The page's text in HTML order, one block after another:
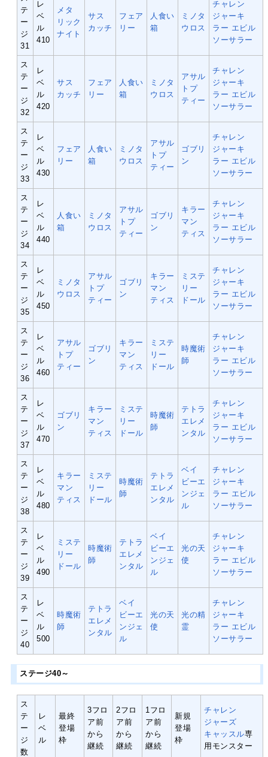
テ
ー
ジ
31
レ
ベ
ル
410
メタ
リック
ナイト
サス
カッチ
フェア
リー
人食い
箱
ミノタ
ウロス
チャレン
ジャーキ
ラー エビル
ソーサラー
ス
テ
ー
ジ
32
レ
ベ
ル
420
サス
カッチ
フェア
リー
人食い
箱
ミノタ
ウロス
アサル
トプ
ティー
チャレン
ジャーキ
ラー エビル
ソーサラー
ス
テ
ー
ジ
33
レ
ベ
ル
430
フェア
リー
人食い
箱
ミノタ
ウロス
アサル
トプ
ティー
ゴブリ
ン
チャレン
ジャーキ
ラー エビル
ソーサラー
ス
テ
ー
ジ
34
レ
ベ
ル
440
人食い
箱
ミノタ
ウロス
アサル
トプ
ティー
ゴブリ
ン
キラー
マン
ティス
チャレン
ジャーキ
ラー エビル
ソーサラー
ス
テ
ー
ジ
35
レ
ベ
ル
450
ミノタ
ウロス
アサル
トプ
ティー
ゴブリ
ン
キラー
マン
ティス
ミステ
リー
ドール
チャレン
ジャーキ
ラー エビル
ソーサラー
ス
テ
ー
ジ
36
レ
ベ
ル
460
アサル
トプ
ティー
ゴブリ
ン
キラー
マン
ティス
ミステ
リー
ドール
時魔術
師
チャレン
ジャーキ
ラー エビル
ソーサラー
ス
テ
ー
ジ
37
レ
ベ
ル
470
ゴブリ
ン
キラー
マン
ティス
ミステ
リー
ドール
時魔術
師
テトラ
エレメ
ンタル
チャレン
ジャーキ
ラー エビル
ソーサラー
ス
テ
ー
ジ
38
レ
ベ
ル
480
キラー
マン
ティス
ミステ
リー
ドール
時魔術
師
テトラ
エレメ
ンタル
ベイ
ビーエ
ンジェ
ル
チャレン
ジャーキ
ラー エビル
ソーサラー
ス
テ
ー
ジ
39
レ
ベ
ル
490
ミステ
リー
ドール
時魔術
師
テトラ
エレメ
ンタル
ベイ
ビーエ
ンジェ
ル
光の天
使
チャレン
ジャーキ
ラー エビル
ソーサラー
ス
テ
ー
ジ
40
レ
ベ
ル
500
時魔術
師
テトラ
エレメ
ンタル
ベイ
ビーエ
ンジェ
ル
光の天
使
光の精
霊
チャレン
ジャーキ
ラー エビル
ソーサラー
ステージ40～
ス
テ
ー
ジ
数
レ
ベ
ル
最終
登場
枠
3フロ
ア前
から
継続
2フロ
ア前
から
継続
1フロ
ア前
から
継続
新規
登場
枠
チャレン
ジャーズ
キャッスル専
用モンスター